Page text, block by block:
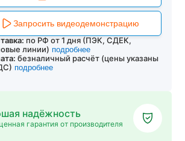
Запросить видеодемонстрацию
по РФ от 1 дня (ПЭК, СДЕК,
линии) подробнее
безналичный расчёт (цены указаны
подробнее
надёжность
гарантия от производителя